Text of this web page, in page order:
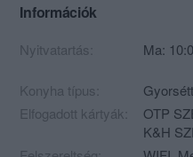
Információk
Nyitvatartás: Ma:
Konyha típus:
Elfogadott kártyák:
OTP
K&H